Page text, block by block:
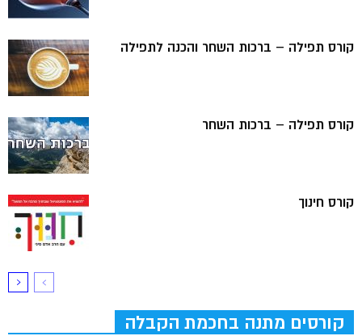
קורס תפילה – ברכות השחר והכנה לתפילה
קורס תפילה – ברכות השחר
קורס חינוך
קורסים מתנה בחכמת הקבלה